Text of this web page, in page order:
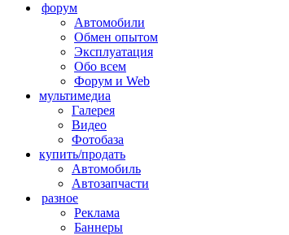
форум
Автомобили
Обмен опытом
Эксплуатация
Обо всем
Форум и Web
мультимедиа
Галерея
Видео
Фотобаза
купить/продать
Автомобиль
Автозапчасти
разное
Реклама
Баннеры